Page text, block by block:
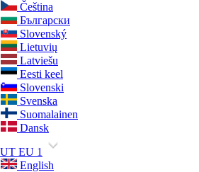
Čeština
Български
Slovenský
Lietuvių
Latviešu
Eesti keel
Slovenski
Svenska
Suomalainen
Dansk
EU 1
English